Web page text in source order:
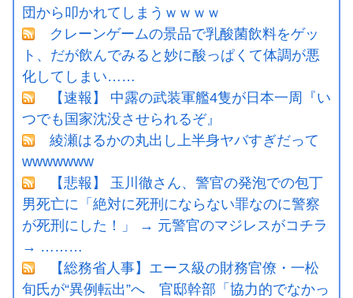
団から叩かれてしまうｗｗｗｗ
クレーンゲームの景品で乳酸菌飲料をゲッ
ト、だが飲んでみると妙に酸っぱくて体調が悪
化してしまい……
【速報】 中露の武装軍艦4隻が日本一周『い
つでも国家沈没させられるぞ』
綾瀬はるかの丸出し上半身ヤバすぎだって
wwwwwww
【悲報】 玉川徹さん、警官の発泡での包丁
男死亡に「絶対に死刑にならない罪なのに警察
が死刑にした！」 → 元警官のマジレスがコチラ
→ ………
【総務省人事】エース級の財務官僚・一松
旬氏が“異例転出”へ 官邸幹部「協力的でなかっ